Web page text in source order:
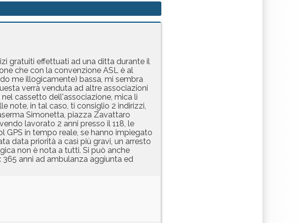
gratuiti effettuati ad una ditta durante il
che con la convenzione ASL è al
me illogicamente) bassa, mi sembra
verrà venduta ad altre associazioni
cassetto dell'associazione, mica li
note, in tal caso, ti consiglio 2 indirizzi,
Simonetta, piazza Zavattaro
lavorato 2 anni presso il 118, le
GPS in tempo reale, se hanno impiegato
data priorità a casì più gravi, un arresto
non è nota a tutti. Si può anche
anni ad ambulanza aggiunta ed